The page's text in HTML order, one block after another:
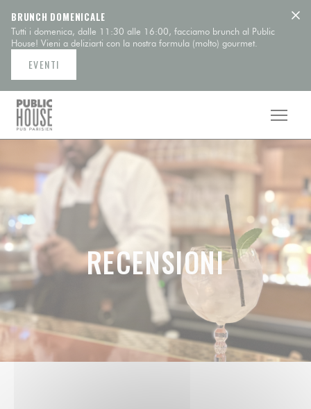
BRUNCH DOMENICALE
Tutti i domenica, dalle 11:30 alle 16:00, facciamo brunch al Public
House! Vieni a deliziarti con la nostra formula (molto) gourmet.
EVENTI
RECENSIONI